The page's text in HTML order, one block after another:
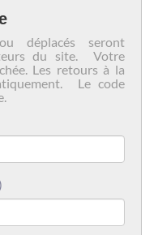
déplacés seront
du site. Votre
Les retours à la
Le code